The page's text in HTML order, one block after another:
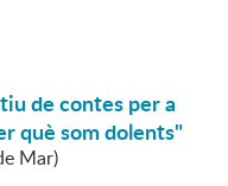
de contes per a
què som dolents"
Mar)